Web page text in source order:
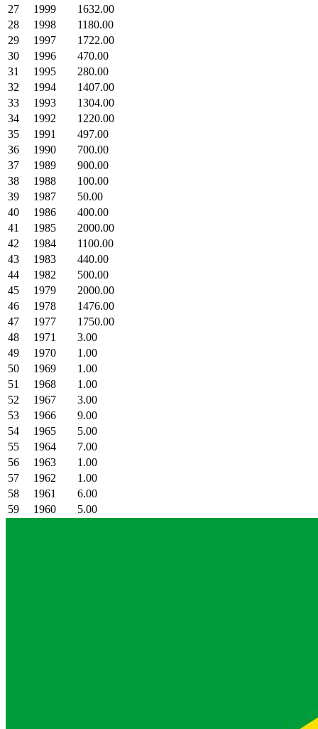
27
1999
1632.00
28
1998
1180.00
29
1997
1722.00
30
1996
470.00
31
1995
280.00
32
1994
1407.00
33
1993
1304.00
34
1992
1220.00
35
1991
497.00
36
1990
700.00
37
1989
900.00
38
1988
100.00
39
1987
50.00
40
1986
400.00
41
1985
2000.00
42
1984
1100.00
43
1983
440.00
44
1982
500.00
45
1979
2000.00
46
1978
1476.00
47
1977
1750.00
48
1971
3.00
49
1970
1.00
50
1969
1.00
51
1968
1.00
52
1967
3.00
53
1966
9.00
54
1965
5.00
55
1964
7.00
56
1963
1.00
57
1962
1.00
58
1961
6.00
59
1960 5.00